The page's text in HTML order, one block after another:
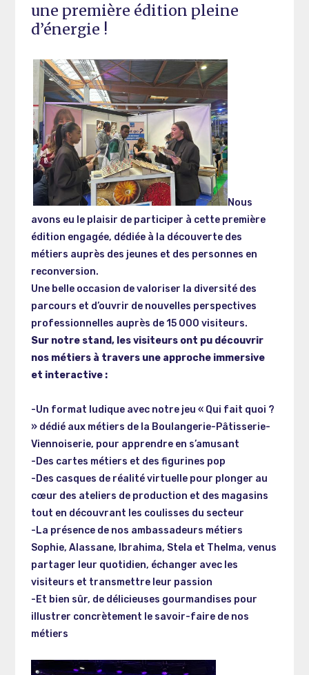
une première édition pleine
d’énergie !
Nous
avons eu le plaisir de participer à cette première
édition engagée, dédiée à la découverte des
métiers auprès des jeunes et des personnes en
reconversion.
Une belle occasion de valoriser la diversité des
parcours et d’ouvrir de nouvelles perspectives
professionnelles auprès de 15 000 visiteurs.
Sur notre stand, les visiteurs ont pu découvrir
nos métiers à travers une approche immersive
et interactive :
-Un format ludique avec notre jeu « Qui fait quoi ?
» dédié aux métiers de la Boulangerie-Pâtisserie-
Viennoiserie, pour apprendre en s’amusant
-Des cartes métiers et des figurines pop
-Des casques de réalité virtuelle pour plonger au
cœur des ateliers de production et des magasins
tout en découvrant les coulisses du secteur
-La présence de nos ambassadeurs métiers
Sophie, Alassane, Ibrahima, Stela et Thelma, venus
partager leur quotidien, échanger avec les
visiteurs et transmettre leur passion
-Et bien sûr, de délicieuses gourmandises pour
illustrer concrètement le savoir-faire de nos
métiers